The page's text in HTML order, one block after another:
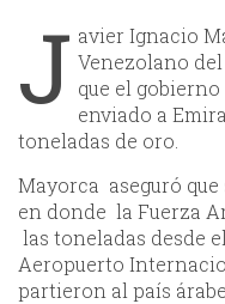
J avier Ignacio
Venezolano
que el
enviado a
toneladas de oro.
Mayorca aseguró
en donde la Fuerza
las toneladas desde
Aeropuerto
partieron al país